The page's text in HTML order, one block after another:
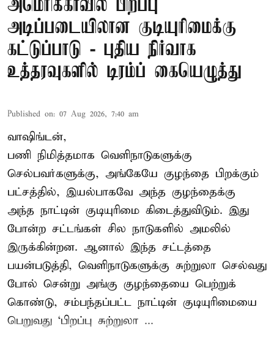
அமெரிக்காவில் பிறப்பு
அடிப்படையிலான குடியுரிமைக்கு
கட்டுப்பாடு - புதிய நிர்வாக
உத்தரவுகளில் டிரம்ப் கையெழுத்து
Published on: 07 Aug 2026, 7:40 am
வாஷிங்டன்,
பணி நிமித்தமாக வெளிநாடுகளுக்கு
செல்பவர்களுக்கு, அங்கேயே குழந்தை பிறக்கும்
பட்சத்தில், இயல்பாகவே அந்த குழந்தைக்கு
அந்த நாட்டின் குடியுரிமை கிடைத்துவிடும். இது
போன்ற சட்டங்கள் சில நாடுகளில் அமலில்
இருக்கின்றன. ஆனால் இந்த சட்டத்தை
பயன்படுத்தி, வெளிநாடுகளுக்கு சுற்றுலா செல்வது
போல் சென்று அங்கு குழந்தையை பெற்றுக்
கொண்டு, சம்பந்தப்பட்ட நாட்டின் குடியுரிமையை
பெறுவது ‘பிறப்பு சுற்றுலா ...